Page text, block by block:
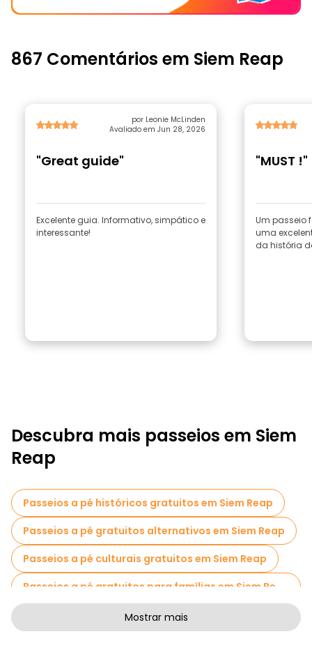
867 Comentários em Siem Reap
por Leonie McLinden
Avaliado em Jun 28, 2026
"Great guide"
Excelente guia. Informativo, simpático e
interessante!
"MUST !"
Um passeio
uma
da história
Descubra mais passeios em Siem
Reap
Passeios a pé históricos gratuitos em Siem Reap
Passeios a pé gratuitos alternativos em Siem Reap
Passeios a pé culturais gratuitos em Siem Reap
Atividades esportivas em Siem Reap
Mostrar mais